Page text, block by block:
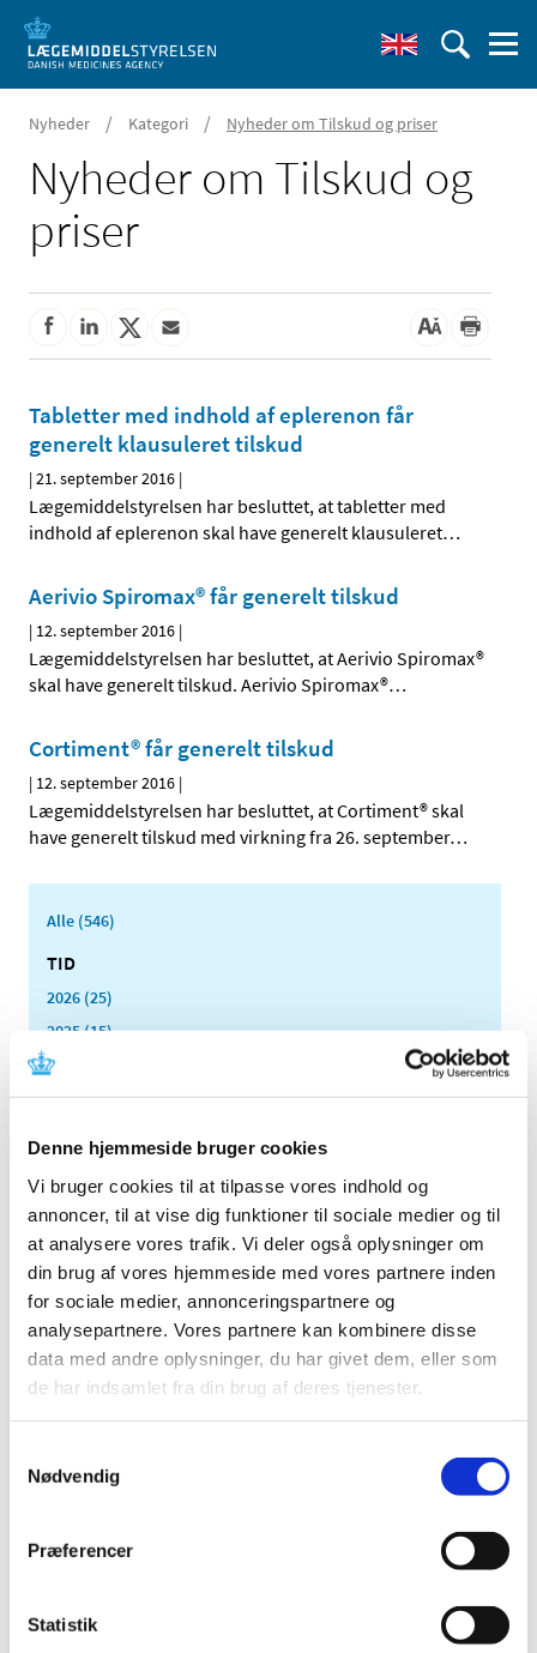
Denne hjemmeside bruger cookies
Vi bruger cookies til at tilpasse vores indhold og
annoncer, til at vise dig funktioner til sociale medier og til
at analysere vores trafik. Vi deler også oplysninger om
din brug af vores hjemmeside med vores partnere inden
for sociale medier, annonceringspartnere og
analysepartnere. Vores partnere kan kombinere disse
data med andre oplysninger, du har givet dem, eller som
de har indsamlet fra din brug af deres tjenester.
Nødvendig
Præferencer
Statistik
Nyheder / Kategori / Nyheder om Tilskud og priser
Nyheder om Tilskud og
priser
Tabletter med indhold af eplerenon får
generelt klausuleret tilskud
|21. september 2016 |
Lægemiddelstyrelsen har besluttet, at tabletter med
indhold af eplerenon skal have generelt klausuleret…
Aerivio Spiromax® får generelt tilskud
| 12. september 2016 |
Lægemiddelstyrelsen har besluttet, at Aerivio Spiromax®
skal have generelt tilskud. Aerivio Spiromax®…
Cortiment® får generelt tilskud
| 12. september 2016 |
Lægemiddelstyrelsen har besluttet, at Cortiment® skal
have generelt tilskud med virkning fra 26. september…
Alle (546)
TID
2026 (25)
2025 (15)
2024 (21)
2023 (21)
2021 (38)
2020 (19)
2019 (44)
2018 (46)
2017 (38)
2016 (48)
december (5)
november (2)
oktober (7)
august (4)
juni (8)
april (7)